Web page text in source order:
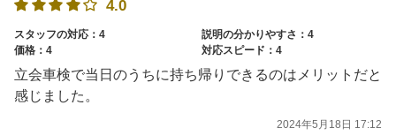
4.0
スタッフの対応：4
説明の分かりやすさ：4
価格：4
対応スピード：4
立会車検で当日のうちに持ち帰りできるのはメリットだと
感じました。
2024年5月18日 17:12